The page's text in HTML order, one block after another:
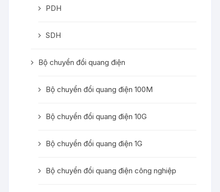
PDH
SDH
Bộ chuyển đổi quang điện
Bộ chuyển đổi quang điện 100M
Bộ chuyển đổi quang điện 10G
Bộ chuyển đổi quang điện 1G
Bộ chuyển đổi quang điện công nghiệp